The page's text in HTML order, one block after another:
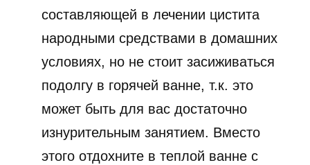
составляющей в лечении цистита
народными средствами в домашних
условиях, но не стоит засиживаться
подолгу в горячей ванне, т.к. это
может быть для вас достаточно
изнурительным занятием. Вместо
этого отдохните в теплой ванне с